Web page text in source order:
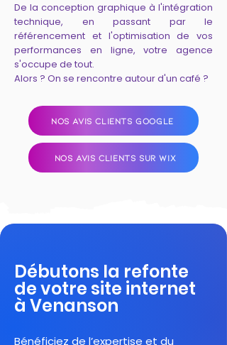
De la conception graphique à l'intégration
technique, en passant par le
référencement et l'optimisation de vos
performances en ligne, votre agence
s'occupe de tout.
Alors ? On se rencontre autour d'un café ?
NOS AVIS CLIENTS GOOGLE
NOS AVIS CLIENTS SUR WIX
Débutons la refonte
de votre site internet
à Venanson
Bénéficiez de l’expertise et du